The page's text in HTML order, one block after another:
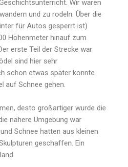
Wir waren
und zu rodeln. Über die
für Autos gesperrt ist)
Höhenmeter hinauf zum
erste Teil der Strecke war
sind hier sehr
schon etwas später konnte
auf Schnee gehen.
desto großartiger wurde die
nähere Umgebung war
Schnee hatten aus kleinen
geschaffen. Ein